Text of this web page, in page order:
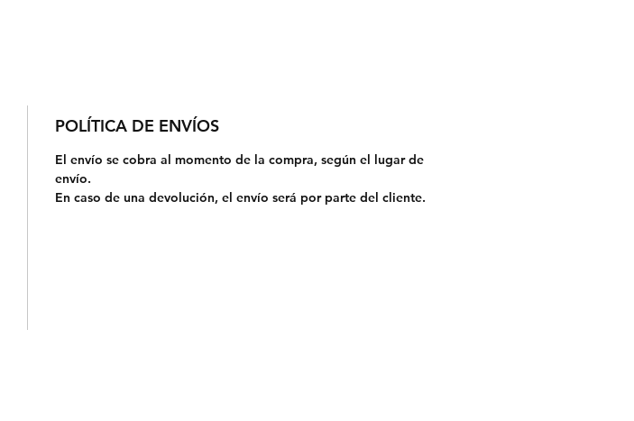
POLÍTICA DE ENVÍOS
El envío se cobra al momento de la compra, según el lugar de
envío.
En caso de una devolución, el envío será por parte del cliente.